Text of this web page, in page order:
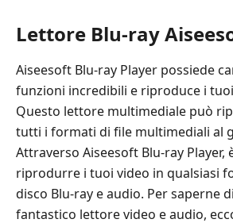
Lettore Blu-ray
Aiseesoft Blu-ray Player possiede
funzioni incredibili e riproduce i
Questo lettore multimediale può
tutti i formati di file multimediali al
Attraverso Aiseesoft Blu-ray Player,
riprodurre i tuoi video in qualsiasi
disco Blu-ray e audio. Per saperne
fantastico lettore video e audio,